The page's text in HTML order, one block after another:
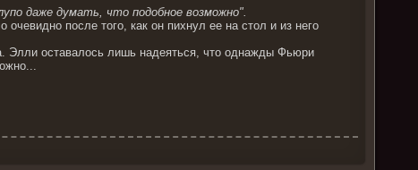
даже думать, что подобное возможно".
очевидно после того, как он пихнул ее на стол и из него
Элли оставалось лишь надеяться, что однажды Фьюри